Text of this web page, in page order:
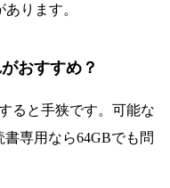
ります。
おすすめ？
ると手狭です。可能な
専用なら64GBでも問